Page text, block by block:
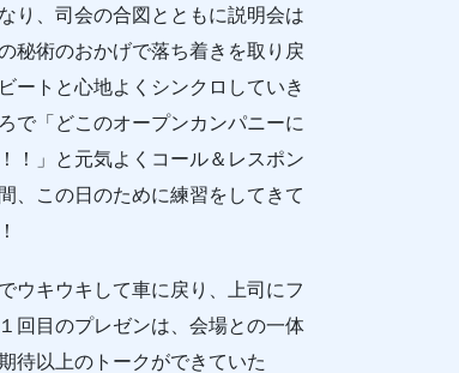
り、司会の合図とともに説明会は
秘術のおかげで落ち着きを取り戻
ートと心地よくシンクロしていき
で「どこのオープンカンパニーに
！」と元気よくコール＆レスポン
、この日のために練習をしてきて
ウキウキして車に戻り、上司にフ
回目のプレゼンは、会場との一体
待以上のトークができていた